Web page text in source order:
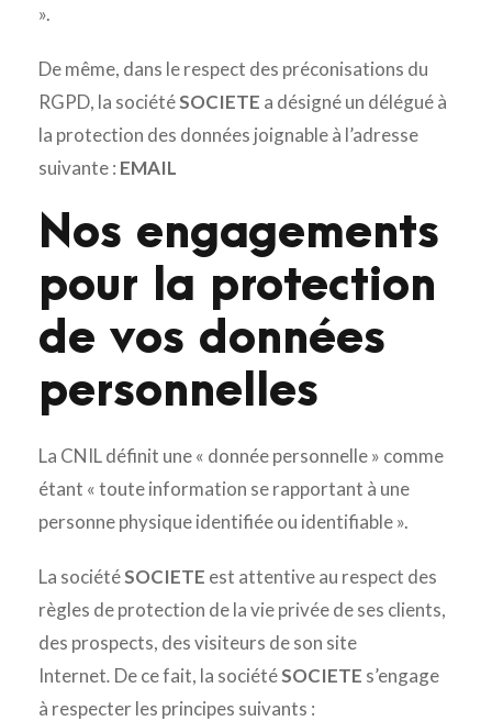
».
De même, dans le respect des préconisations du
RGPD, la sociétéSOCIETE a désigné un délégué à
la protection des données joignable à l’adresse
suivante : EMAIL
Nos engagements
pour la protection
de vos données
personnelles
La CNIL définit une « donnée personnelle » comme
étant « toute information se rapportant à une
personne physique identifiée ou identifiable ».
La sociétéSOCIETE est attentive au respect des
règles de protection de la vie privée de ses clients,
des prospects, des visiteurs de son site
Internet. De ce fait, la sociétéSOCIETE s’engage
à respecter les principes suivants :